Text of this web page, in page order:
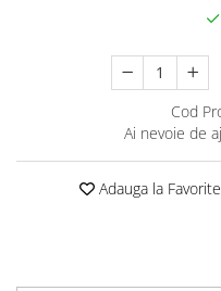
Cod
Ai nevoie de
Adauga la Favorite